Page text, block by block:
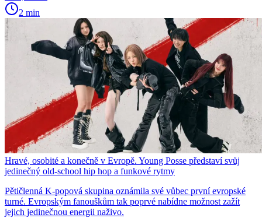
2 min
Hravé, osobité a konečně v Evropě. Young Posse představí svůj
jedinečný old-school hip hop a funkové rytmy
Pětičlenná K-popová skupina oznámila své vůbec první evropské
turné. Evropským fanouškům tak poprvé nabídne možnost zažít
jejich jedinečnou energii naživo.